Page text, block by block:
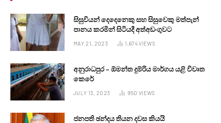
සිසුවියන් දෙදෙනෙකු සහ සිසුවෙකු මත්පැන්
පානය කරමින් සිටියදී අත්අඩංගුවට
MAY 21, 2023 1,674VIEWS
අනුරාධපුර – ඕමන්ත දුම්රිය මාර්ගය යළි විවෘත
කෙරේ
JULY 13, 2023 950 VIEWS
ජනපති ඡන්දය තියන දවස කියයි